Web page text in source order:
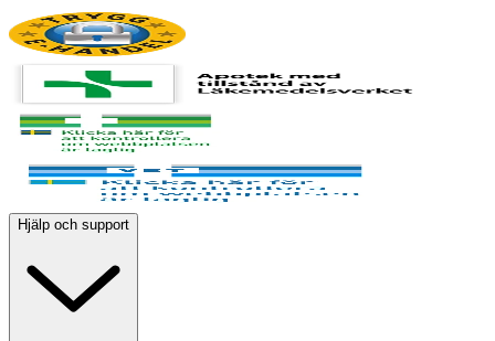
Hjälp och support